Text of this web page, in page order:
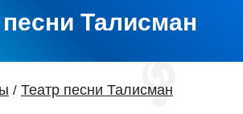
Талисман
/ Театр песни Талисман